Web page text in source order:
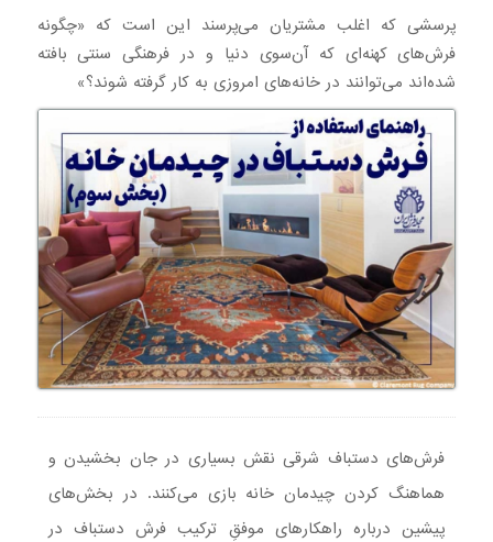
پرسشی که اغلب مشتریان می‌پرسند این است که «چگونه
فرش‌های کهنه‌ای که آن‌سوی دنیا و در فرهنگی سنتی بافته
شده‌اند می‌توانند در خانه‌های امروزی به کار گرفته شوند؟»
فرش‌های دستباف شرقی نقش‌ بسیاری در جان بخشیدن و
هماهنگ کردن چیدمان خانه بازی می‌کنند. در بخش‌های
پیشین درباره راهکارهای موفقِ ترکیب فرش دستباف در